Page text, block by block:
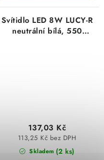
Svítidlo LED 8W LUCY-R
neutrální bílá, 550
Skladem (2 ks)
113,25 Kč bez DPH
137,03 Kč